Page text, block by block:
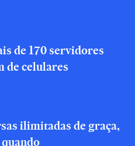
de 170 servidores
de celulares
ilimitadas de graça,